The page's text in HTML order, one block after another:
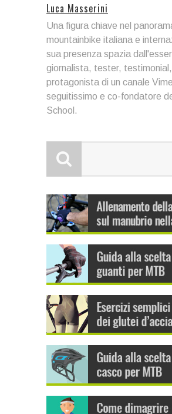
Luca Masserini
Una figura chiave nel
mountainbike italiana e
sua presenza spazia
giornalista, tester, testimonial,
protagonista di un canale
seguitissimo e co-fondatore
School.